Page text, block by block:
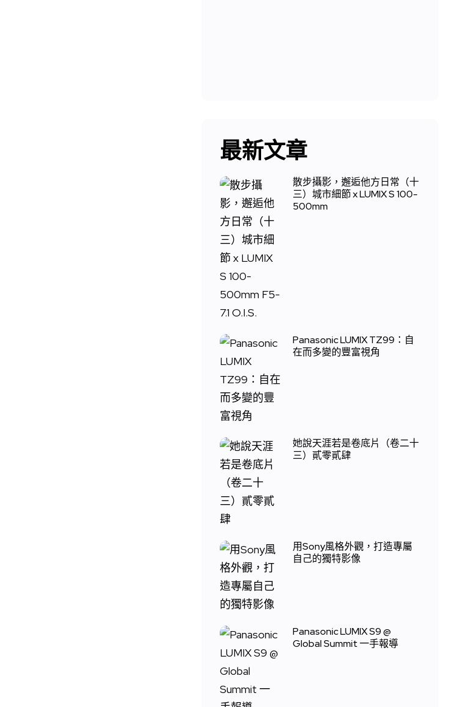
最新文章
散步攝影，邂逅他方日常（十
三）城市細節 x LUMIX S 100-
500mm
Panasonic LUMIX TZ99：自
在而多變的豐富視角
她說天涯若是卷底片（卷二十
三）貳零貳肆
用Sony風格外觀，打造專屬
自己的獨特影像
Panasonic LUMIX S9 @
Global Summit 一手報導